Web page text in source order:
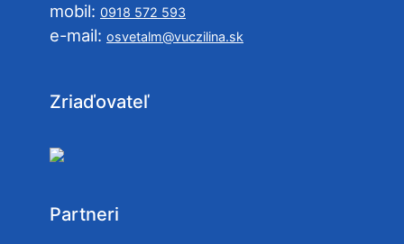
mobil: 0918 572 593
e-mail: osvetalm@vuczilina.sk
Zriaďovateľ
Partneri